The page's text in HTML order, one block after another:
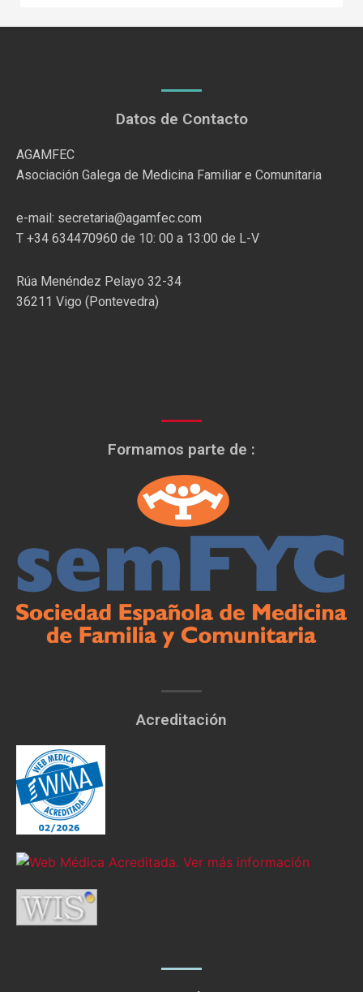
Datos de Contacto
AGAMFEC
Asociación Galega de Medicina Familiar e Comunitaria
e-mail: secretaria@agamfec.com
T +34 634470960 de 10: 00 a 13:00 de L-V
Rúa Menéndez Pelayo 32-34
36211 Vigo (Pontevedra)
Formamos parte de :
Acreditación